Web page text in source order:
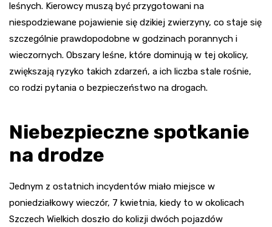
leśnych. Kierowcy muszą być przygotowani na
niespodziewane pojawienie się dzikiej zwierzyny, co staje się
szczególnie prawdopodobne w godzinach porannych i
wieczornych. Obszary leśne, które dominują w tej okolicy,
zwiększają ryzyko takich zdarzeń, a ich liczba stale rośnie,
co rodzi pytania o bezpieczeństwo na drogach.
Niebezpieczne spotkanie
na drodze
Jednym z ostatnich incydentów miało miejsce w
poniedziałkowy wieczór, 7 kwietnia, kiedy to w okolicach
Szczech Wielkich doszło do kolizji dwóch pojazdów